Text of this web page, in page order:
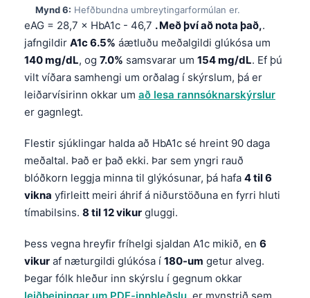
Mynd 6: Hefðbundna umbreytingarformúlan er.
eAG = 28,7 × HbA1c - 46,7 . Með því að nota það,.
jafngildir A1c 6.5% áætluðu meðalgildi glúkósa um
140 mg/dL, og 7.0% samsvarar um 154 mg/dL. Ef þú
vilt víðara samhengi um orðalag í skýrslum, þá er
leiðarvísirinn okkar um að lesa rannsóknarskýrslur
er gagnlegt.
Flestir sjúklingar halda að HbA1c sé hreint 90 daga
meðaltal. Það er það ekki. Þar sem yngri rauð
blóðkorn leggja minna til glýkósunar, þá hafa 4 til 6
vikna yfirleitt meiri áhrif á niðurstöðuna en fyrri hluti
tímabilsins. 8 til 12 vikur gluggi.
Þess vegna hreyfir fríhelgi sjaldan A1c mikið, en 6
vikur af næturgildi glúkósa í 180-um getur alveg.
Þegar fólk hleður inn skýrslu í gegnum okkar
leiðbeiningar um PDF-innhleðslu, er mynstrið sem
Suomi
Hrvatski
پښتو
سنڌي
සිංහල
অসমীয়া
Galego
Latviešu valoda
Македонски јазик
Euskara
Gàidhlig